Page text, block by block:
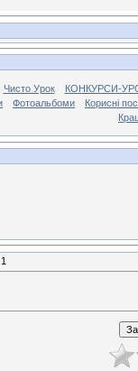
Чисто Урок
КОНКУРСИ-
Фотоальбоми
Корисні